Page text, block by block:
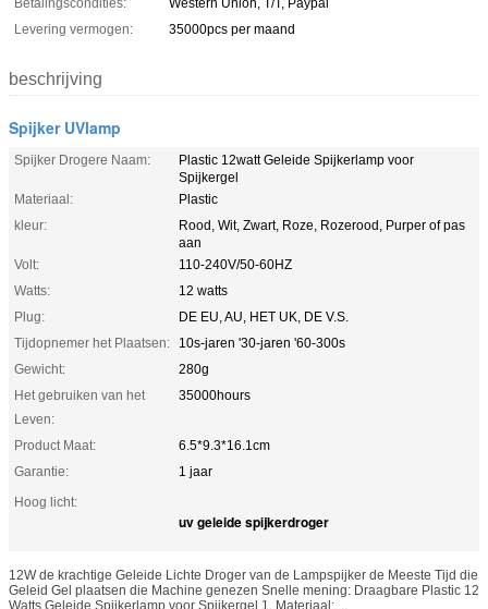
Betalingscondities:
Western Union, T/T, Paypal
Levering vermogen:
35000pcs per maand
beschrijving
Spijker UVlamp
Spijker Drogere Naam:
Plastic 12watt Geleide Spijkerlamp voor
Spijkergel
Materiaal:
Plastic
kleur:
Rood, Wit, Zwart, Roze, Rozerood, Purper of pas
aan
Volt:
110-240V/50-60HZ
Watts:
12 watts
Plug:
DE EU, AU, HET UK, DE V.S.
Tijdopnemer het Plaatsen:
10s-jaren '30-jaren '60-300s
Gewicht:
280g
Het gebruiken van het
Leven:
35000hours
Product Maat:
6.5*9.3*16.1cm
Garantie:
1 jaar
Hoog licht:
uv geleide spijkerdroger
12W de krachtige Geleide Lichte Droger van de Lampspijker de Meeste Tijd die
Geleid Gel plaatsen die Machine genezen Snelle mening: Draagbare Plastic 12
Watts Geleide Spijkerlamp voor Spijkergel 1. Materiaal: ...